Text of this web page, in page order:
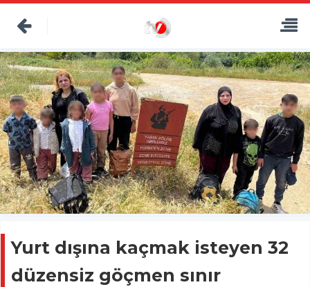
Yurt dışına kaçmak isteyen 32
düzensiz göçmen sınır